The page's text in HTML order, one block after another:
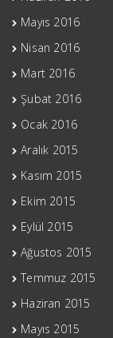
Mayıs 2016
Nisan 2016
Mart 2016
Şubat 2016
Ocak 2016
Aralık 2015
Kasım 2015
Ekim 2015
Eylül 2015
Ağustos 2015
Temmuz 2015
Haziran 2015
Mayıs 2015